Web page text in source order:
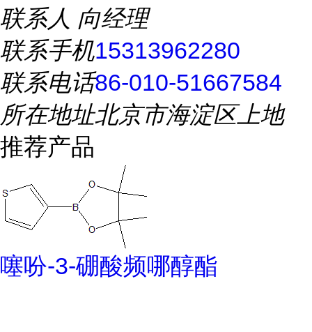
联系人 向经理
联系手机15313962280
联系电话86-010-51667584
所在地址北京市海淀区上地
推荐产品
噻吩-3-硼酸频哪醇酯